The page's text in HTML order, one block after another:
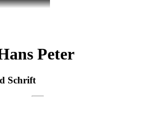
Peter
Schrift